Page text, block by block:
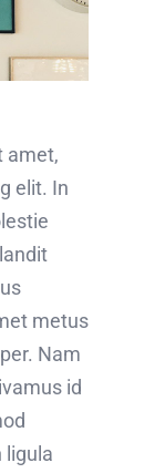
amet,
elit. In
metus
Nam
id
ligula